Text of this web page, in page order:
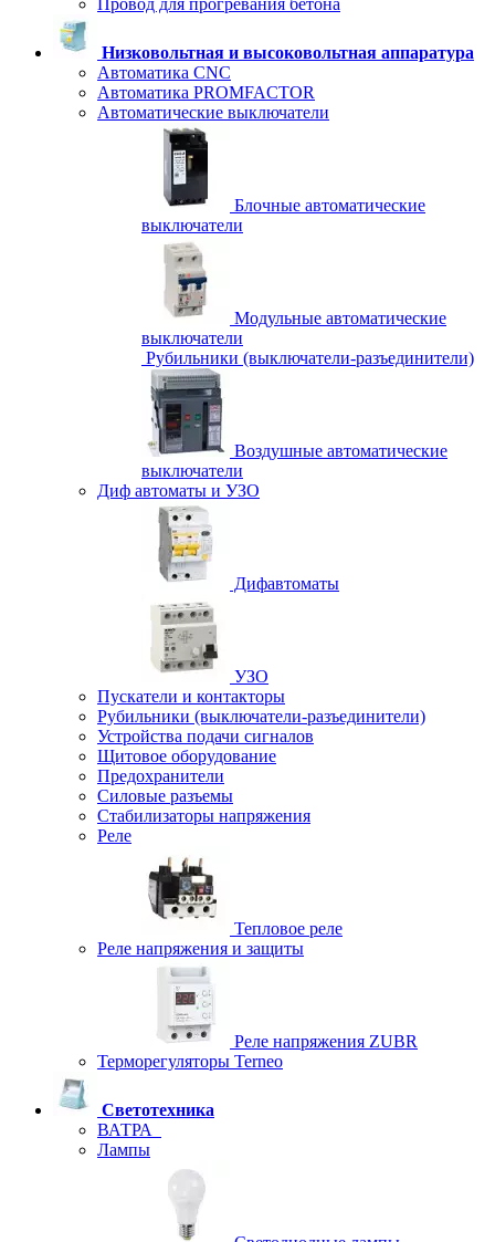
Провод для прогревания бетона
Низковольтная и высоковольтная аппаратура
Автоматика CNC
Автоматика PROMFACTOR
Автоматические выключатели
Блочные автоматические
выключатели
Модульные автоматические
выключатели
Рубильники (выключатели-разъединители)
Воздушные автоматические
выключатели
Диф автоматы и УЗО
Дифавтоматы
УЗО
Пускатели и контакторы
Рубильники (выключатели-разъединители)
Устройства подачи сигналов
Щитовое оборудование
Предохранители
Силовые разъемы
Стабилизаторы напряжения
Реле
Тепловое реле
Реле напряжения и защиты
Реле напряжения ZUBR
Терморегуляторы Terneo
Светотехника
ВАТРА
Лампы